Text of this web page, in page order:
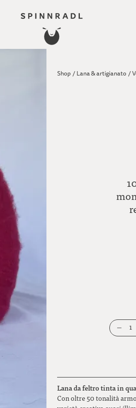
Shop / Lana & artigianato /
1
Lana da feltro tinta in
Con oltre 50 tonalità